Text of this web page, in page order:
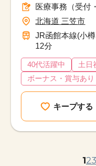
医療事務（受付
北海道 三笠市
JR函館本線(小
12分
40代活躍中
土日
ボーナス・賞与あり
キープする
123